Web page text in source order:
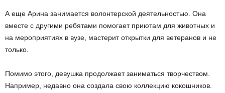
А еще Арина занимается волонтерской деятельностью. Она
вместе с другими ребятами помогает приютам для животных и
на мероприятиях в вузе, мастерит открытки для ветеранов и не
только.
Помимо этого, девушка продолжает заниматься творчеством.
Например, недавно она создала свою коллекцию кокошников.